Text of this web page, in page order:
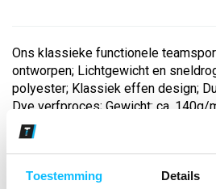
Toestemming Details
Ons klassieke functionele
ontworpen; Lichtgewicht en
polyester; Klassiek effen design;
Dye verfproces; Gewicht: ca. 140g/